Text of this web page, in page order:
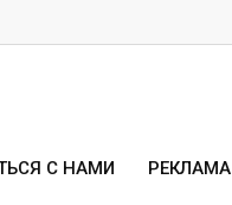
С НАМИ РЕКЛАМА